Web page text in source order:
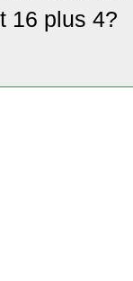
16 plus 4?